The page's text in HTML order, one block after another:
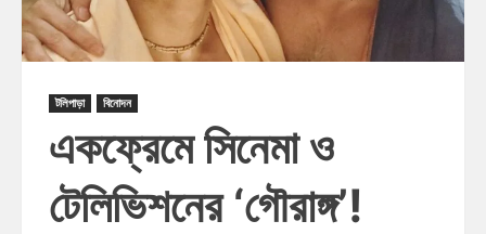
টলিপাড়া বিনোদন
একফ্রেমে সিনেমা ও
টেলিভিশনের ‘গৌরাঙ্গ’!